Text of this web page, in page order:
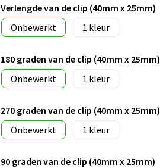
Verlengde van de clip (40mm x 25mm)
Onbewerkt
1
180 graden van de clip (40mm x 25mm)
Onbewerkt
1
270 graden van de clip (40mm x 25mm)
Onbewerkt
1
90 graden van de clip (40mm x 25mm)